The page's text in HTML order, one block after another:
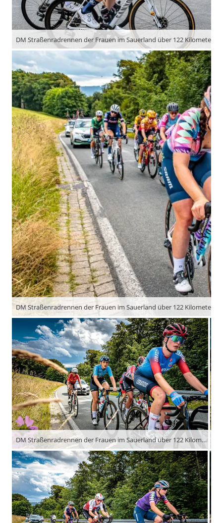
DM Straßenradrennen der Frauen im Sauerland über 122 Kilometer
DM Straßenradrennen der Frauen im Sauerland über 122 Kilometer und mehr als 3.000 Höhenmeter